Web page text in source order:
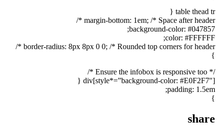
table thead tr {
margin-bottom: 1em; /* Space after header */
background-color: #047857;
color: #FFFFFF;
border-radius: 8px 8px 0 0; /* Rounded top corners for header */
}
/* Ensure the infobox is responsive too */
div[style*=”background-color: #E0F2F7″] {
padding: 1.5em;
}
share